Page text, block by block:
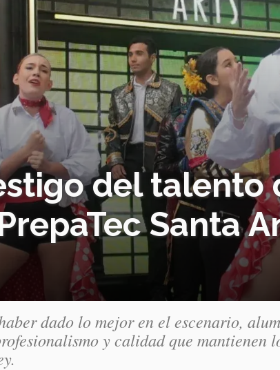
del talento
Santa
dado lo mejor en el escenario,
y calidad que mantienen